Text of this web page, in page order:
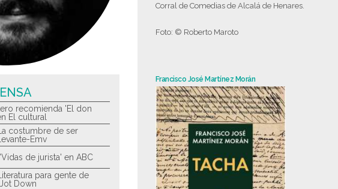
Corral de Comedias de Alcalá de Henares.
Foto: © Roberto Maroto
Francisco José Martínez Morán
recomienda 'El don
El cultural
costumbre de ser
Emv
de jurista' en ABC
para gente de
Down